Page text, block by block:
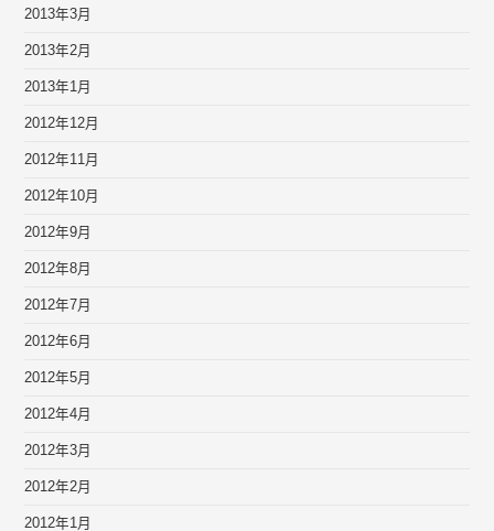
2013年3月
2013年2月
2013年1月
2012年12月
2012年11月
2012年10月
2012年9月
2012年8月
2012年7月
2012年6月
2012年5月
2012年4月
2012年3月
2012年2月
2012年1月